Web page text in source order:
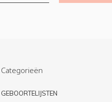
Categorieën
GEBOORTELIJSTEN